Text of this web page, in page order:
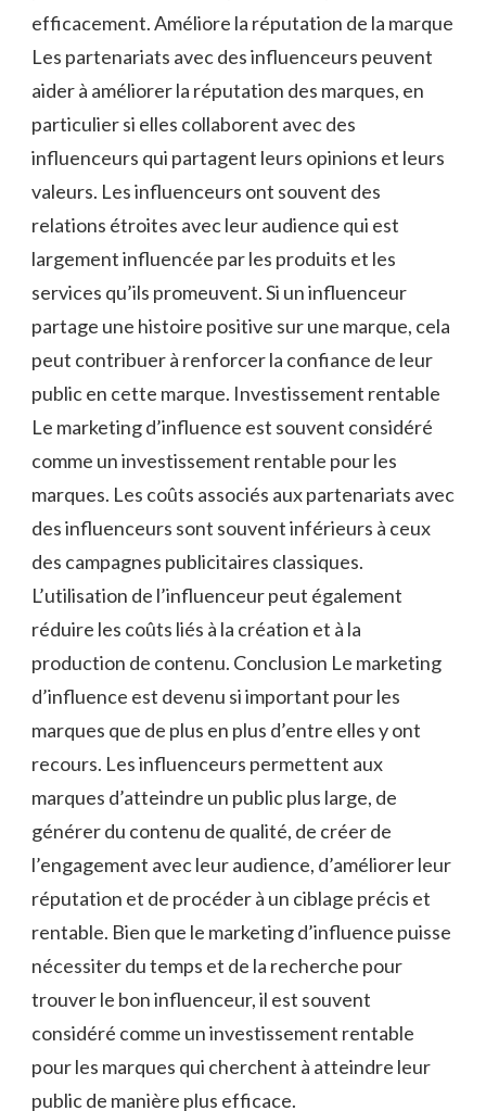
efficacement. Améliore la réputation de la marque
Les partenariats avec des influenceurs peuvent
aider à améliorer la réputation des marques, en
particulier si elles collaborent avec des
influenceurs qui partagent leurs opinions et leurs
valeurs. Les influenceurs ont souvent des
relations étroites avec leur audience qui est
largement influencée par les produits et les
services qu’ils promeuvent. Si un influenceur
partage une histoire positive sur une marque, cela
peut contribuer à renforcer la confiance de leur
public en cette marque. Investissement rentable
Le marketing d’influence est souvent considéré
comme un investissement rentable pour les
marques. Les coûts associés aux partenariats avec
des influenceurs sont souvent inférieurs à ceux
des campagnes publicitaires classiques.
L’utilisation de l’influenceur peut également
réduire les coûts liés à la création et à la
production de contenu. Conclusion Le marketing
d’influence est devenu si important pour les
marques que de plus en plus d’entre elles y ont
recours. Les influenceurs permettent aux
marques d’atteindre un public plus large, de
générer du contenu de qualité, de créer de
l’engagement avec leur audience, d’améliorer leur
réputation et de procéder à un ciblage précis et
rentable. Bien que le marketing d’influence puisse
nécessiter du temps et de la recherche pour
trouver le bon influenceur, il est souvent
considéré comme un investissement rentable
pour les marques qui cherchent à atteindre leur
public de manière plus efficace.